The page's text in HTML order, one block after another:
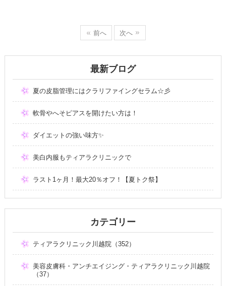
前へ 次へ
最新ブログ
夏の皮脂管理にはクラリファイングセラム☆彡
軟骨やへそピアスを開けたい方は！
ダイエットの強い味方✨
美白内服もティアラクリニックで
ラスト1ヶ月！最大20％オフ！【夏トク祭】
カテゴリー
ティアラクリニック川越院（352）
美容皮膚科・アンチエイジング・ティアラクリニック川越院
（37）